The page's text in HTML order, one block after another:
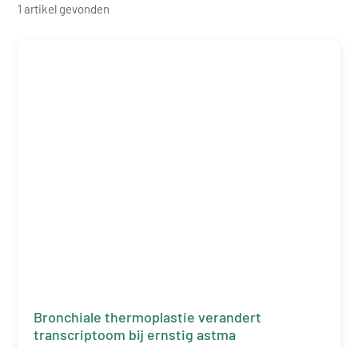
1 artikel gevonden
Bronchiale thermoplastie verandert
transcriptoom bij ernstig astma